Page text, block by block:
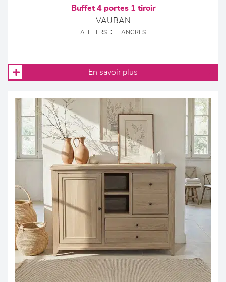
Buffet 4 portes 1 tiroir
VAUBAN
ATELIERS DE LANGRES
En savoir plus